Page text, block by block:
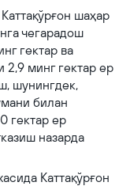
шаҳар
чегарадош
гектар ва
2,9 минг гектар ер
шунингдек,
билан
гектар ер
назарда
Каттақўрғон